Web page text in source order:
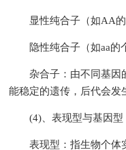
显性纯合子（如AA的
隐性纯合子（如aa的
杂合子：由不同基因
能稳定的遗传，后代会发
(4)、表现型与基因型
表现型：指生物个体实